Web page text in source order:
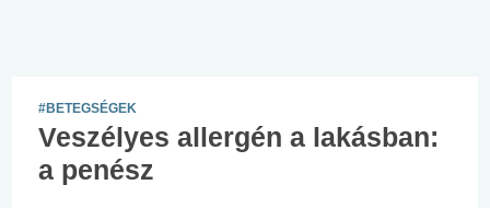
#BETEGSÉGEK
Veszélyes allergén a lakásban:
a penész